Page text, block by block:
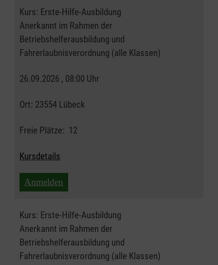
Kurs: Erste-Hilfe-Ausbildung
Anerkannt im Rahmen der
Betriebshelferausbildung und
Fahrerlaubnisverordnung (alle Klassen)
26.09.2026 , 08:00 Uhr
Ort: 23554 Lübeck
Freie Plätze: 12
Kursdetails
Anmelden
Kurs: Erste-Hilfe-Ausbildung
Anerkannt im Rahmen der
Betriebshelferausbildung und
Fahrerlaubnisverordnung (alle Klassen)